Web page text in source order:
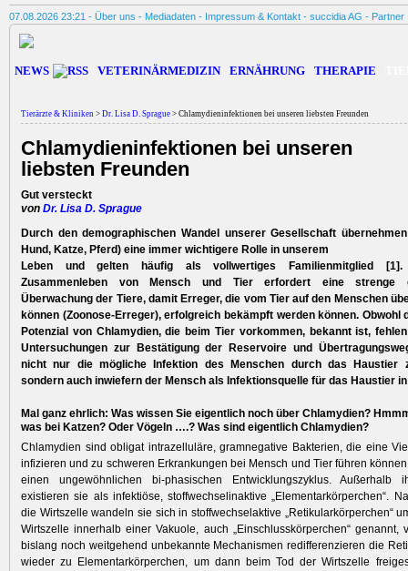
07.08.2026 23:21 - Über uns - Mediadaten - Impressum & Kontakt - succidia AG - Partner
NEWS VETERINÄRMEDIZIN ERNÄHRUNG THERAPIE
Tierärzte & Kliniken > Dr. Lisa D. Sprague > Chlamydieninfektionen bei unseren liebsten Freunden
Chlamydieninfektionen bei unseren
liebsten Freunden
Gut versteckt
von Dr. Lisa D. Sprague
Durch den demographischen Wandel unserer Gesellschaft
Hund, Katze, Pferd) eine immer wichtigere Rolle in unserem
Leben und gelten häufig als vollwertiges Familienmitglied
Zusammenleben von Mensch und Tier erfordert eine strenge
Überwachung der Tiere, damit Erreger, die vom Tier auf den Menschen
können (Zoonose-Erreger), erfolgreich bekämpft werden können. Obwohl
Potenzial von Chlamydien, die beim Tier vorkommen, bekannt ist,
Untersuchungen zur Bestätigung der Reservoire und
nicht nur die mögliche Infektion des Menschen durch das Haustier
sondern auch inwiefern der Mensch als Infektionsquelle für das Haustier
Mal ganz ehrlich: Was wissen Sie eigentlich noch über Chlamydien?
was bei Katzen? Oder Vögeln ….? Was sind eigentlich Chlamydien?
Chlamydien sind obligat intrazelluläre, gramnegative Bakterien, die eine
infizieren und zu schweren Erkrankungen bei Mensch und Tier führen
einen ungewöhnlichen bi-phasischen Entwicklungszyklus. Außerhalb
existieren sie als infektiöse, stoffwechselinaktive „Elementarkörperchen“.
die Wirtszelle wandeln sie sich in stoffwechselaktive „Retikularkörperchen“
Wirtszelle innerhalb einer Vakuole, auch „Einschlusskörperchen“ genannt,
bislang noch weitgehend unbekannte Mechanismen redifferenzieren die
wieder zu Elementarkörperchen, um dann beim Tod der Wirtszelle